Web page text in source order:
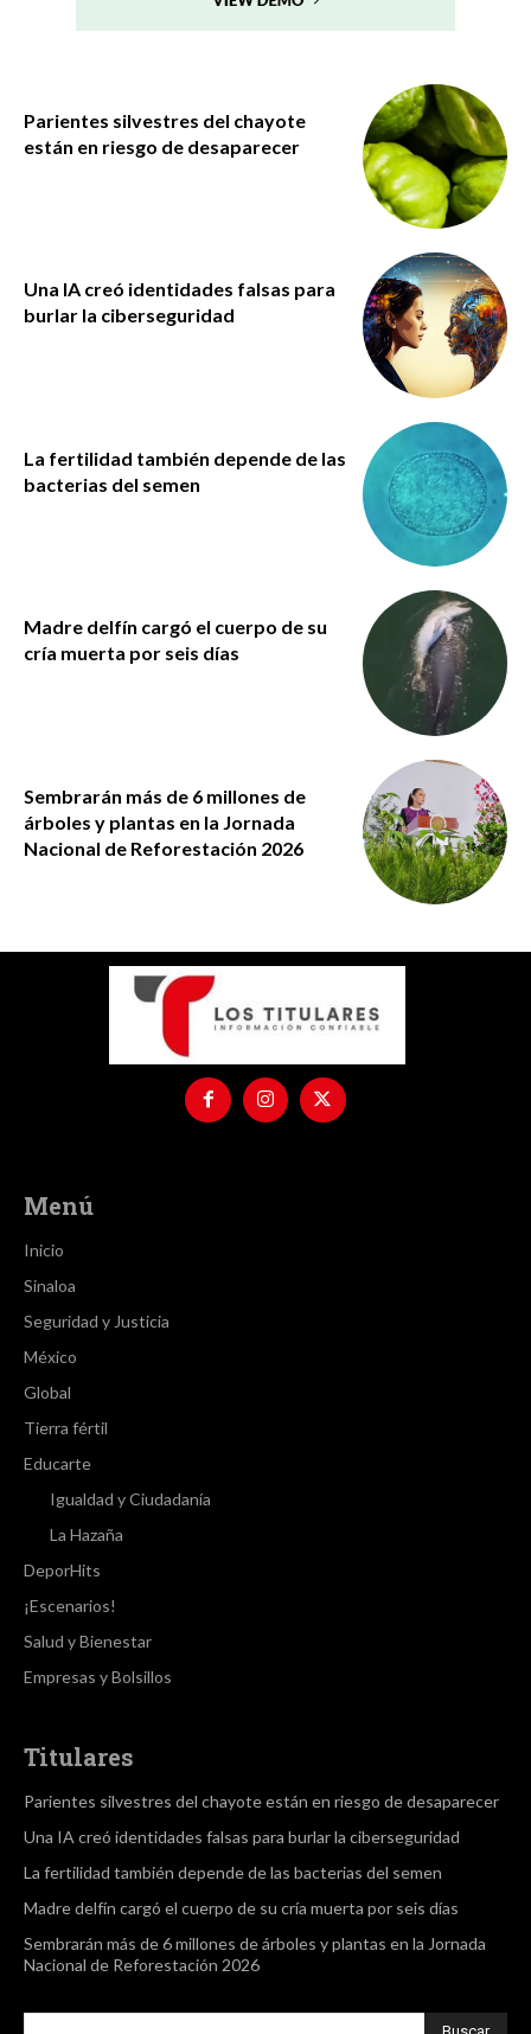
Parientes silvestres del chayote
están en riesgo de desaparecer
Una IA creó identidades falsas para
burlar la ciberseguridad
La fertilidad también depende de las
bacterias del semen
Madre delfín cargó el cuerpo de su
cría muerta por seis días
Sembrarán más de 6 millones de
árboles y plantas en la Jornada
Nacional de Reforestación 2026
Menú
Inicio
Sinaloa
Seguridad y Justicia
México
Global
Tierra fértil
Educarte
Igualdad y Ciudadanía
La Hazaña
DeporHits
¡Escenarios!
Salud y Bienestar
Empresas y Bolsillos
Titulares
Parientes silvestres del chayote están en riesgo de desaparecer
Una IA creó identidades falsas para burlar la ciberseguridad
La fertilidad también depende de las bacterias del semen
Madre delfín cargó el cuerpo de su cría muerta por seis días
Sembrarán más de 6 millones de árboles y plantas en la Jornada
Nacional de Reforestación 2026